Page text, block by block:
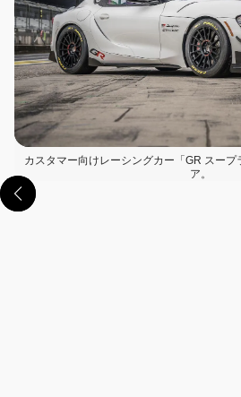
カスタマー向けレーシングカー「GR スープ
ア。